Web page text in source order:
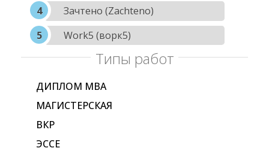
Зачтено (Zachteno)
Work5 (ворк5)
Типы работ
ДИПЛОМ МВА
МАГИСТЕРСКАЯ
ВКР
ЭССЕ